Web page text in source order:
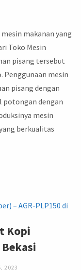
makanan yang
Toko Mesin
pisang tersebut
Penggunaan mesin
pisang dengan
potongan dengan
mesin
berkualitas
Kopi
2023